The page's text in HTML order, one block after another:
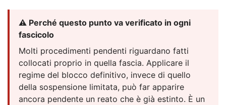
⚠️ Perché questo punto va verificato in ogni
fascicolo
Molti procedimenti pendenti riguardano fatti
collocati proprio in quella fascia. Applicare il
regime del blocco definitivo, invece di quello
della sospensione limitata, può far apparire
ancora pendente un reato che è già estinto. È un